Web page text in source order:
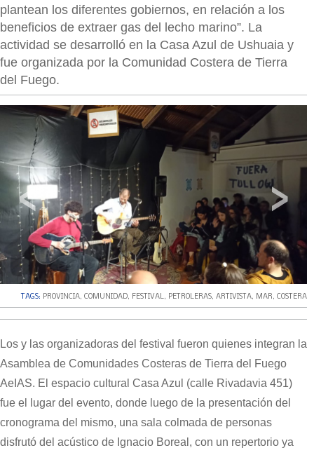
plantean los diferentes gobiernos, en relación a los
beneficios de extraer gas del lecho marino”. La
actividad se desarrolló en la Casa Azul de Ushuaia y
fue organizada por la Comunidad Costera de Tierra
del Fuego.
‹ ›
TAGS: PROVINCIA, COMUNIDAD, FESTIVAL, PETROLERAS, ARTIVISTA, MAR, COSTERA
Los y las organizadoras del festival fueron quienes integran la
Asamblea de Comunidades Costeras de Tierra del Fuego
AeIAS. El espacio cultural Casa Azul (calle Rivadavia 451)
fue el lugar del evento, donde luego de la presentación del
cronograma del mismo, una sala colmada de personas
disfrutó del acústico de Ignacio Boreal, con un repertorio ya